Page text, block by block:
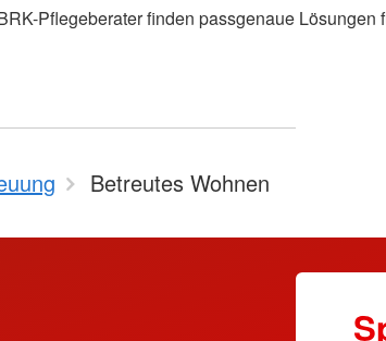
Pflegeberater finden passgenaue Lösungen
Betreutes Wohnen